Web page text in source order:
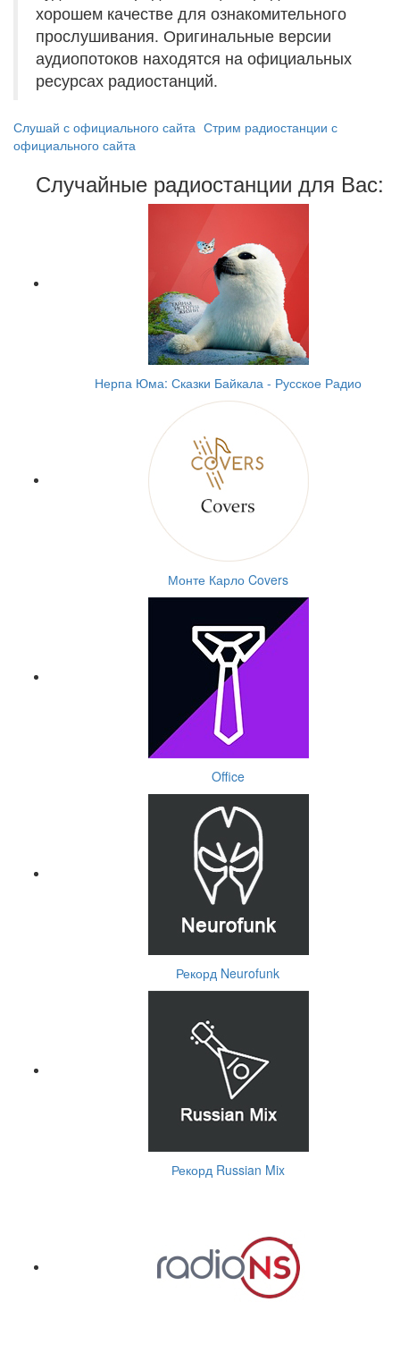
хорошем качестве для ознакомительного
прослушивания. Оригинальные версии
аудиопотоков находятся на официальных
ресурсах радиостанций.
Слушай с официального сайта Стрим радиостанции с
официального сайта
Случайные радиостанции для Вас:
Нерпа Юма: Сказки Байкала - Русское Радио
Монте Карло Covers
Office
Рекорд Neurofunk
Рекорд Russian Mix